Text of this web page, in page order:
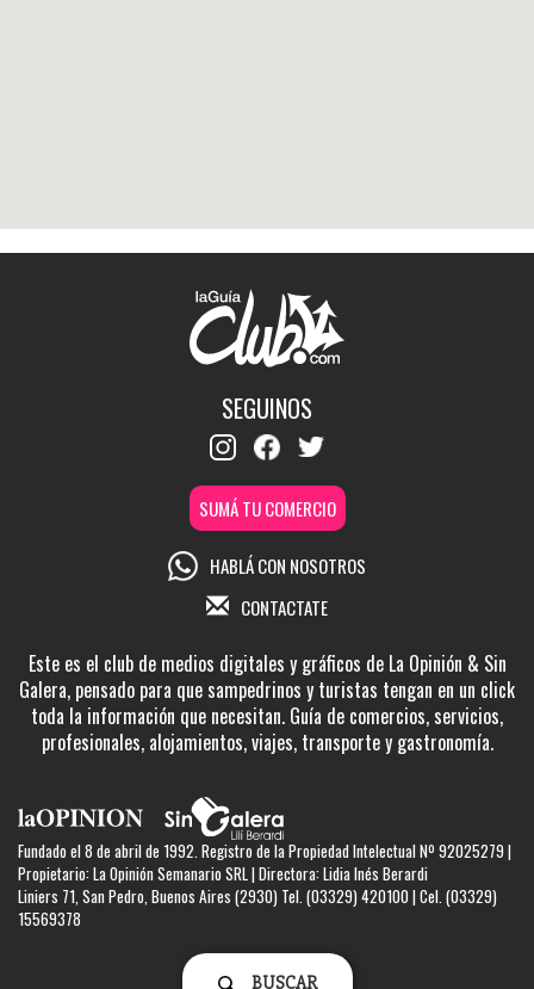
SEGUINOS
SUMÁ TU COMERCIO
HABLÁ CON NOSOTROS
CONTACTATE
Este es el club de medios digitales y gráficos de La Opinión & Sin
Galera, pensado para que sampedrinos y turistas tengan en un click
toda la información que necesitan. Guía de comercios, servicios,
profesionales, alojamientos, viajes, transporte y gastronomía.
Fundado el 8 de abril de 1992. Registro de la Propiedad Intelectual Nº 92025279 |
Propietario: La Opinión Semanario SRL | Directora: Lidia Inés Berardi
Liniers 71, San Pedro, Buenos Aires (2930) Tel. (03329) 420100 | Cel. (03329)
15569378
BUSCAR